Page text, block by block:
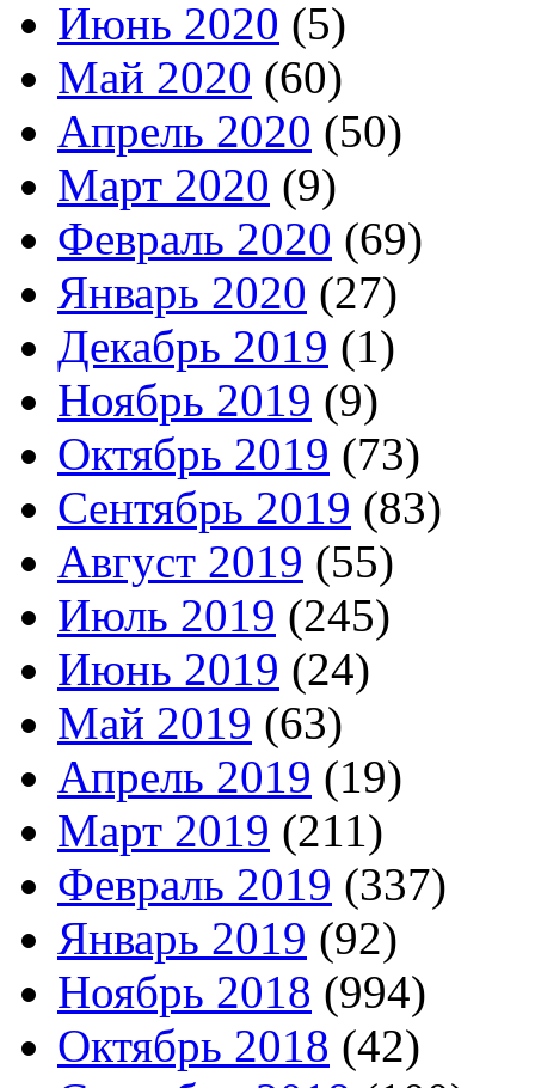
Июнь 2020 (5)
Май 2020 (60)
Апрель 2020 (50)
Март 2020 (9)
Февраль 2020 (69)
Январь 2020 (27)
Декабрь 2019 (1)
Ноябрь 2019 (9)
Октябрь 2019 (73)
Сентябрь 2019 (83)
Август 2019 (55)
Июль 2019 (245)
Июнь 2019 (24)
Май 2019 (63)
Апрель 2019 (19)
Март 2019 (211)
Февраль 2019 (337)
Январь 2019 (92)
Ноябрь 2018 (994)
Октябрь 2018 (42)